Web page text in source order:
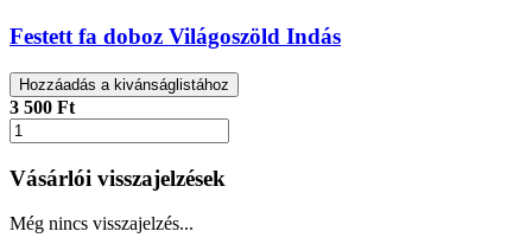
Festett fa doboz Világoszöld Indás
Hozzáadás a kivánságlistához
3 500 Ft
Vásárlói visszajelzések
Még nincs visszajelzés...